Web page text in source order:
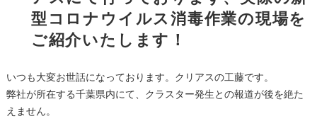
型コロナウイルス消毒作業の現場を
ご紹介いたします！
いつも大変お世話になっております。クリアスの工藤です。
弊社が所在する千葉県内にて、クラスター発生との報道が後を絶た
えません。